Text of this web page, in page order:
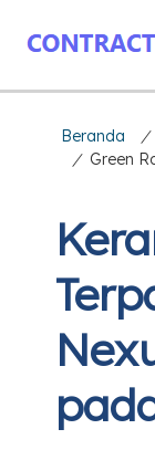
Beranda /
/ Green